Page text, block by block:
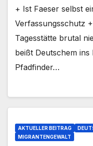
+ Ist Faeser selbst
Verfassungsschutz
Tagesstätte brutal
beißt Deutschem ins
Pfadfinder…
AKTUELLER BEITRAG
MIGRANTENGEWALT